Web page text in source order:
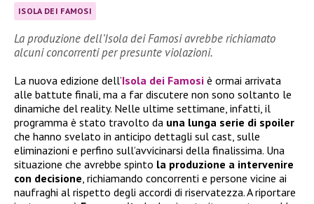
ISOLA DEI FAMOSI
La produzione dell’Isola dei Famosi avrebbe richiamato
alcuni concorrenti per presunte violazioni.
La nuova edizione dell’Isola dei Famosi è ormai arrivata
alle battute finali, ma a far discutere non sono soltanto le
dinamiche del reality. Nelle ultime settimane, infatti, il
programma è stato travolto da una lunga serie di spoiler
che hanno svelato in anticipo dettagli sul cast, sulle
eliminazioni e perfino sull’avvicinarsi della finalissima. Una
situazione che avrebbe spinto la produzione a intervenire
con decisione, richiamando concorrenti e persone vicine ai
naufraghi al rispetto degli accordi di riservatezza. A riportare